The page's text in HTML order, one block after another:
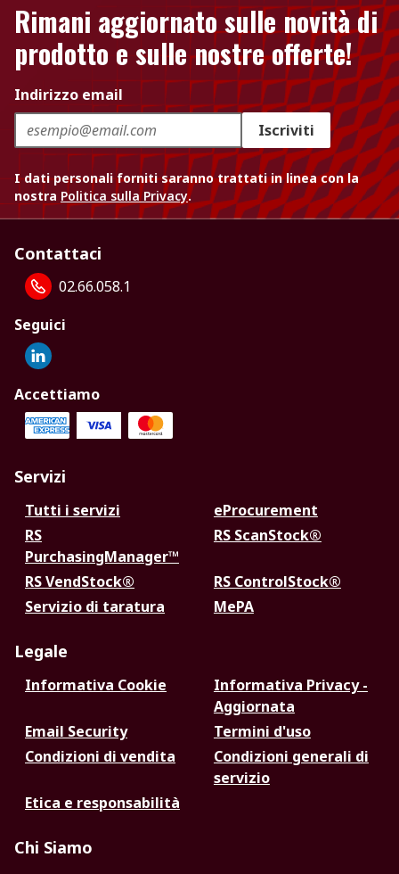
Rimani aggiornato sulle novità di
prodotto e sulle nostre offerte!
Indirizzo email
Iscriviti
I dati personali forniti saranno trattati in linea con la
nostra Politica sulla Privacy.
Contattaci
02.66.058.1
Seguici
Accettiamo
Servizi
Tutti i servizi
eProcurement
RS
PurchasingManager™
RS ScanStock®
RS VendStock®
RS ControlStock®
Servizio di taratura
MePA
Legale
Informativa Cookie
Informativa Privacy -
Aggiornata
Email Security
Termini d'uso
Condizioni di vendita
Condizioni generali di
servizio
Etica e responsabilità
Chi Siamo